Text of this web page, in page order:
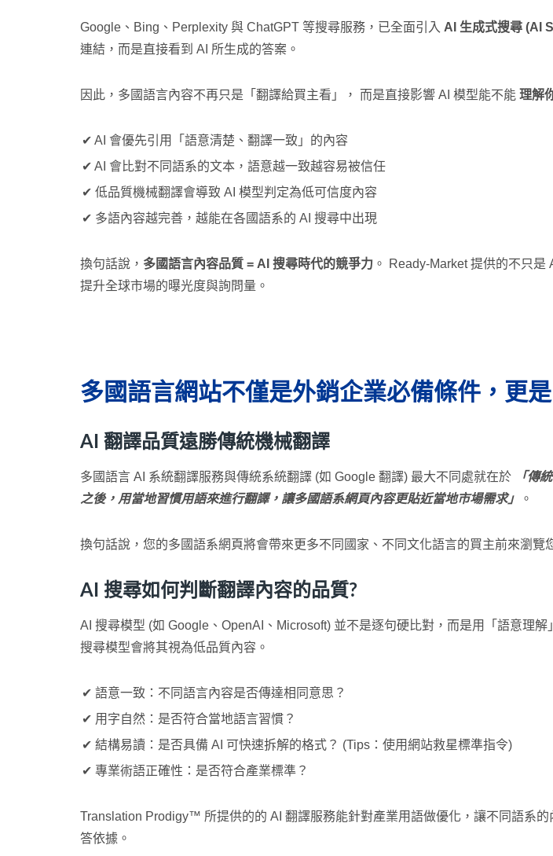
Google、Bing、Perplexity 與 ChatGPT 等搜尋服務，已全面引入 AI 生成式搜尋 (AI
連結，而是直接看到 AI 所生成的答案。
因此，多國語言內容不再只是「翻譯給買主看」， 而是直接影響 AI 模型能不能 理解
✔ AI 會優先引用「語意清楚、翻譯一致」的內容
✔ AI 會比對不同語系的文本，語意越一致越容易被信任
✔ 低品質機械翻譯會導致 AI 模型判定為低可信度內容
✔ 多語內容越完善，越能在各國語系的 AI 搜尋中出現
換句話說， 多國語言內容品質 = AI 搜尋時代的競爭力 。 Ready-Market 提供的不只
提升全球市場的曝光度與詢問量。
多國語言網站不僅是外銷企業必備條件，更
AI 翻譯品質遠勝傳統機械翻譯
多國語言 AI 系統翻譯服務與傳統系統翻譯 (如 Google 翻譯) 最大不同處就在於
「傳
之後，用當地習慣用語來進行翻譯，讓多國語系網頁內容更貼近當地市場需求」
。
換句話說，您的多國語系網頁將會帶來更多不同國家、不同文化語言的買主前來瀏覽
AI 搜尋如何判斷翻譯內容的品質?
AI 搜尋模型 (如 Google、OpenAI、Microsoft) 並不是逐句硬比對，而是用「語意理
搜尋模型會將其視為低品質內容。
✔ 語意一致：不同語言內容是否傳達相同意思？
✔ 用字自然：是否符合當地語言習慣？
✔ 結構易讀：是否具備 AI 可快速拆解的格式？ (Tips：使用網站救星標準指令)
✔ 專業術語正確性：是否符合產業標準？
Translation Prodigy™ 所提供的的 AI 翻譯服務能針對產業用語做優化，讓不同語系
答依據。